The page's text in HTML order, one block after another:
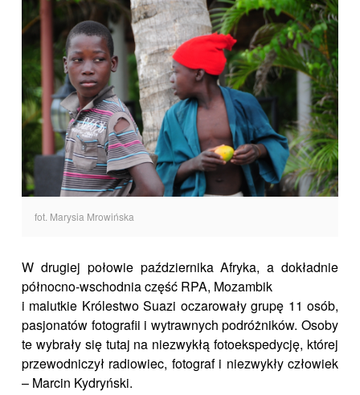
fot. Marysia Mrowińska
W drugiej połowie października Afryka, a dokładnie
północno-wschodnia część RPA, Mozambik
i malutkie Królestwo Suazi oczarowały grupę 11 osób,
pasjonatów fotografii i wytrawnych podróżników. Osoby
te wybrały się tutaj na niezwykłą fotoekspedycję, której
przewodniczył radiowiec, fotograf i niezwykły człowiek
– Marcin Kydryński.